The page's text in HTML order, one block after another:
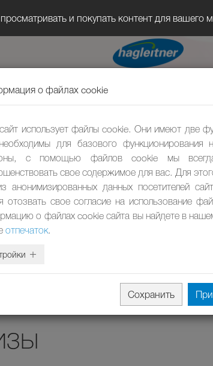
и покупать контент для вашего
о файлах cookie
использует файлы cookie. Они имеют две
для базового функционирования
с помощью файлов cookie мы
свое содержимое для вас. Для
анонимизированных данных посетителей
отозвать свое согласие на использование
о файлах cookie сайта вы найдете в
отпечаток.
Сохранить